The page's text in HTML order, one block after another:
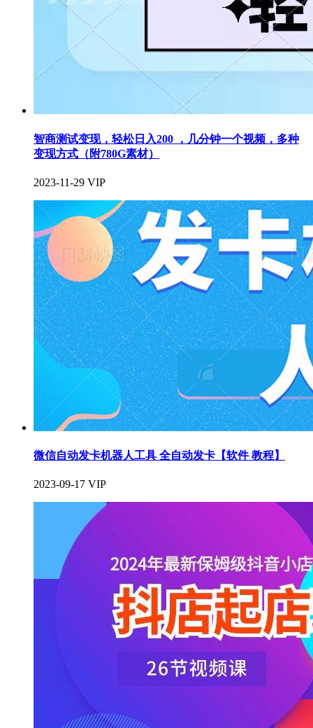
智商测试变现，轻松日入200 ，几分钟一个视频，多种
变现方式（附780G素材）
2023-11-29 VIP
微信自动发卡机器人工具 全自动发卡【软件 教程】
2023-09-17 VIP